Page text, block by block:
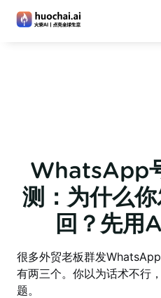
WhatsApp
测：为什么
回？先用
很多外贸老板群发
有两三个。你以为话术不行
题。